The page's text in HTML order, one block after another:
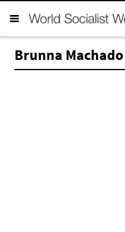
Brunna Machado